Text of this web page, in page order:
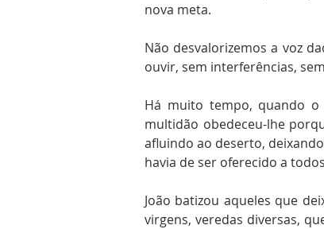
nova meta.
Não desvalorizemos a voz
ouvir, sem interferências,
Há muito tempo, quando o
multidão obedeceu-lhe
afluindo ao deserto,
havia de ser oferecido a
João batizou aqueles que
virgens, veredas diversas,